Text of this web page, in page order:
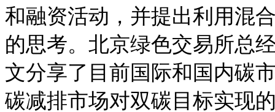
和融资活动，并提出利用混
的思考。北京绿色交易所总
文分享了目前国际和国内碳
碳减排市场对双碳目标实现